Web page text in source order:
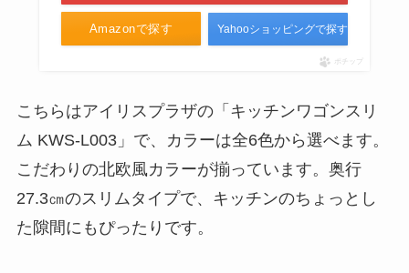
Amazonで探す Yahooショッピングで探す
ポチップ
こちらはアイリスプラザの「キッチンワゴンスリ
ム KWS-L003」で、カラーは全6色から選べます。
こだわりの北欧風カラーが揃っています。奥行
27.3㎝のスリムタイプで、キッチンのちょっとし
た隙間にもぴったりです。